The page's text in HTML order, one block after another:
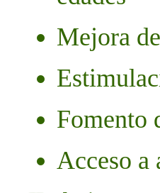
Mejora
Fomento
Acceso a